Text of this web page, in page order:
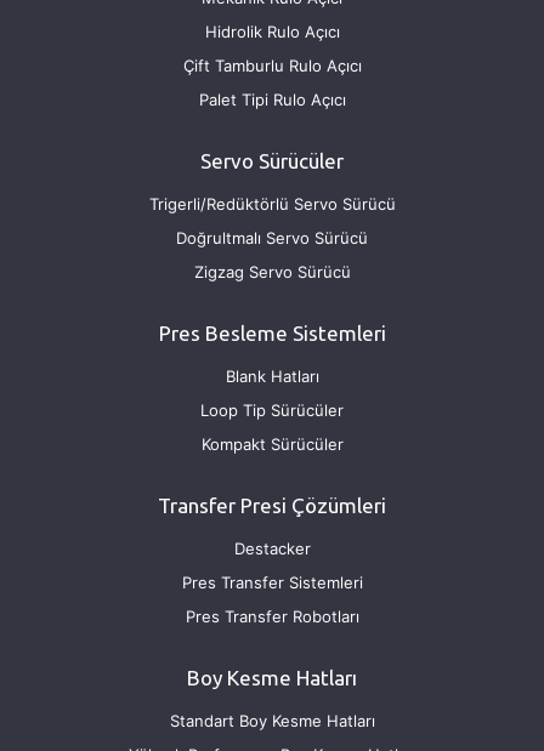
Hidrolik Rulo Açıcı
Çift Tamburlu Rulo Açıcı
Palet Tipi Rulo Açıcı
Servo Sürücüler
Trigerli/Redüktörlü Servo Sürücü
Doğrultmalı Servo Sürücü
Zigzag Servo Sürücü
Pres Besleme Sistemleri
Blank Hatları
Loop Tip Sürücüler
Kompakt Sürücüler
Transfer Presi Çözümleri
Destacker
Pres Transfer Sistemleri
Pres Transfer Robotları
Boy Kesme Hatları
Standart Boy Kesme Hatları